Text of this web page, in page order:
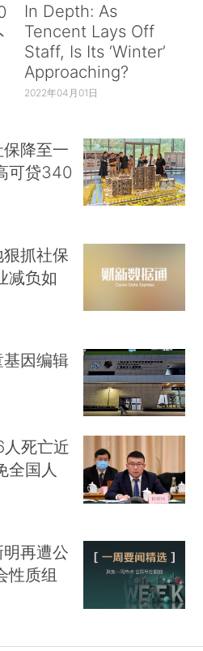
In Depth: As
Tencent Lays Off
Staff, Is Its ‘Winter’
Approaching?
2022年04月01日
降至一
可贷340
狠抓社保
减负如
因编辑
死亡近
全国人
再遭公
性质组